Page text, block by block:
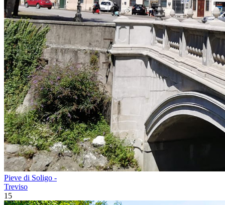
Pieve di Soligo -
Treviso
15